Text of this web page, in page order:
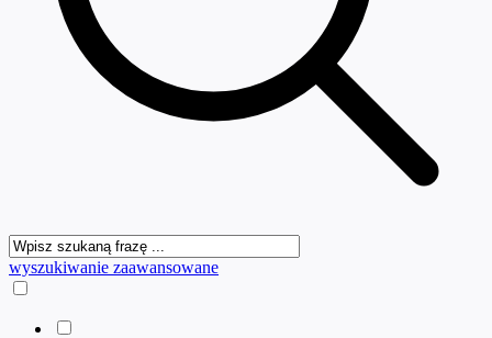
wyszukiwanie zaawansowane